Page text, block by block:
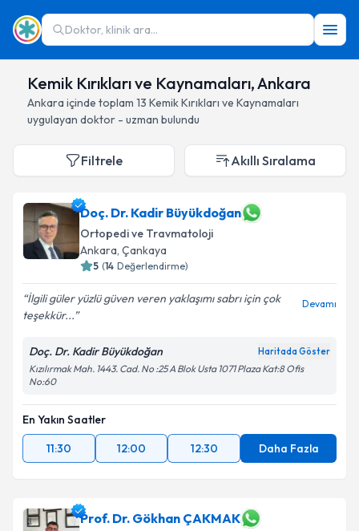
Doktor, klinik ara...
Kemik Kırıkları ve Kaynamaları, Ankara
Ankara içinde toplam 13 Kemik Kırıkları ve Kaynamaları
uygulayan doktor - uzman bulundu
Filtrele Akıllı Sıralama
Doç. Dr. Kadir Büyükdoğan
Ortopedi ve Travmatoloji
Ankara, Çankaya
5 (14 Değerlendirme)
İlgili güler yüzlü güven veren yaklaşımı sabrı için çok
teşekkür...
Devamı
Doç. Dr. Kadir Büyükdoğan Haritada Göster
Kızılırmak Mah. 1443. Cad. No :25 A Blok Usta 1071 Plaza Kat:8 Ofis
No:60
En Yakın Saatler
11:30
12:00 12:30 Daha Fazla
Prof. Dr. Gökhan ÇAKMAK